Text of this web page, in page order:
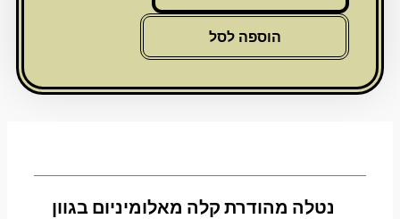
נטלה
קלה
בגוון
הוספה לסל
נטלה מהודרת קלה מאלומיניום בגוון